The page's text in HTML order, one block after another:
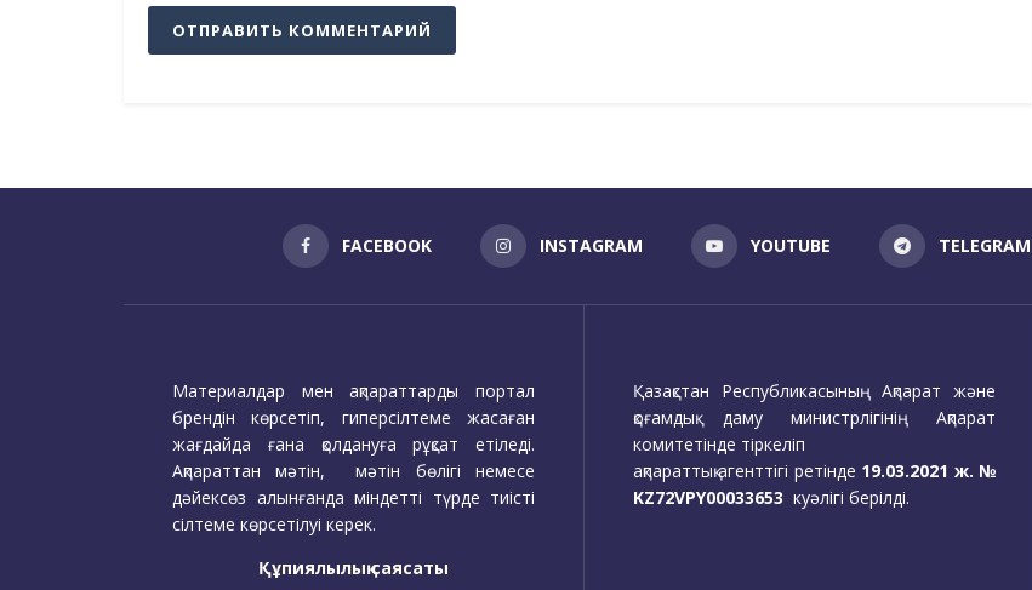
FACEBOOK INSTAGRAM YOUTUBE TELEGRAM
Материалдар мен ақпараттарды портал
брендін көрсетіп, гиперсілтеме жасаған
жағдайда ғана қолдануға рұқсат етіледі.
Ақпараттан мәтін, мәтін бөлігі немесе
дәйексөз алынғанда міндетті түрде тиісті
сілтеме көрсетілуі керек.
Құпиялылық саясаты
Қазақстан Республикасының Ақпарат және
қоғамдық даму министрлігінің Ақпарат
комитетінде тіркеліп
ақпараттық агенттігі ретінде 19.03.2021 ж. №
KZ72VPY00033653 куәлігі берілді.